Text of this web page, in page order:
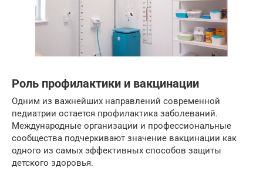
Роль профилактики и вакцинации
Одним из важнейших направлений современной
педиатрии остается профилактика заболеваний.
Международные организации и профессиональные
сообщества подчеркивают значение вакцинации как
одного из самых эффективных способов защиты
детского здоровья.